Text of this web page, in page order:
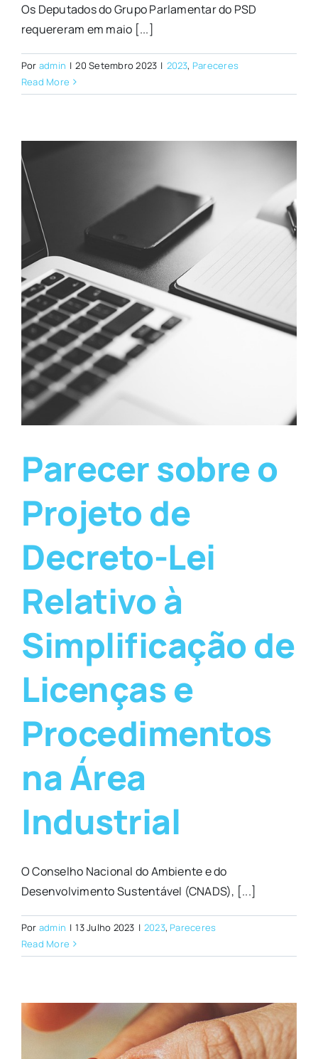
Os Deputados do Grupo Parlamentar do PSD
requereram em maio [...]
Por admin | 20 Setembro 2023 | 2023, Pareceres
Read More
Parecer sobre o
Projeto de
Decreto-Lei
Relativo à
Simplificação de
Licenças e
Procedimentos
na Área
Industrial
O Conselho Nacional do Ambiente e do
Desenvolvimento Sustentável (CNADS), [...]
Por admin | 13 Julho 2023 | 2023, Pareceres
Read More